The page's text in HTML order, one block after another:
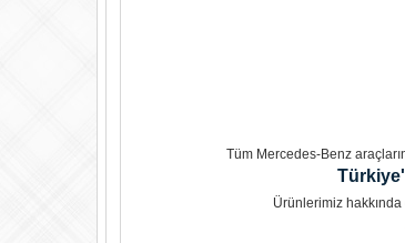
Tüm Mercedes-Benz
Ürünlerimiz